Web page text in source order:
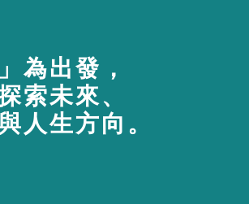
為出發，
索未來、
人生方向。